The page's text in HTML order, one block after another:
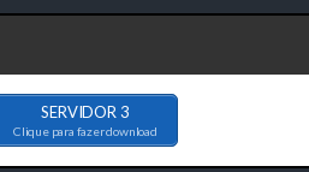
SERVIDOR 3
Clique para fazer download